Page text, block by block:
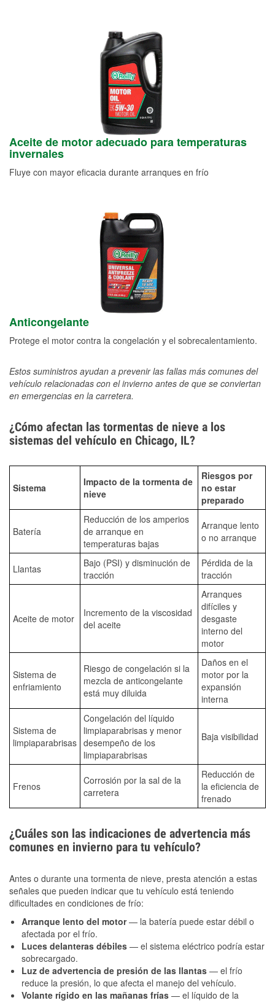
Aceite de motor adecuado para temperaturas
invernales
Fluye con mayor eficacia durante arranques en frío
Anticongelante
Protege el motor contra la congelación y el sobrecalentamiento.
Estos suministros ayudan a prevenir las fallas más comunes del
vehículo relacionadas con el invierno antes de que se conviertan
en emergencias en la carretera.
¿Cómo afectan las tormentas de nieve a los
sistemas del vehículo en Chicago, IL?
Sistema
Impacto de la tormenta de
nieve
Riesgos por
no estar
preparado
Batería
Reducción de los amperios
de arranque en
temperaturas bajas
Arranque lento
o no arranque
Llantas
Bajo (PSI) y disminución de
tracción
Pérdida de la
tracción
Aceite de motor
Incremento de la viscosidad
del aceite
Arranques
difíciles y
desgaste
interno del
motor
Sistema de
enfriamiento
Riesgo de congelación si la
mezcla de anticongelante
está muy diluida
Daños en el
motor por la
expansión
interna
Sistema de
limpiaparabrisas
Congelación del líquido
limpiaparabrisas y menor
desempeño de los
limpiaparabrisas
Baja visibilidad
Frenos
Corrosión por la sal de la
carretera
Reducción de
la eficiencia de
frenado
¿Cuáles son las indicaciones de advertencia más
comunes en invierno para tu vehículo?
Antes o durante una tormenta de nieve, presta atención a estas
señales que pueden indicar que tu vehículo está teniendo
dificultades en condiciones de frío:
Arranque lento del motor— la batería puede estar débil o
afectada por el frío.
Luces delanteras débiles — el sistema eléctrico podría estar
sobrecargado.
Luz de advertencia de presión de las llantas — el frío
reduce la presión, lo que afecta el manejo del vehículo.
Volante rígido en las mañanas frías — el líquido de la